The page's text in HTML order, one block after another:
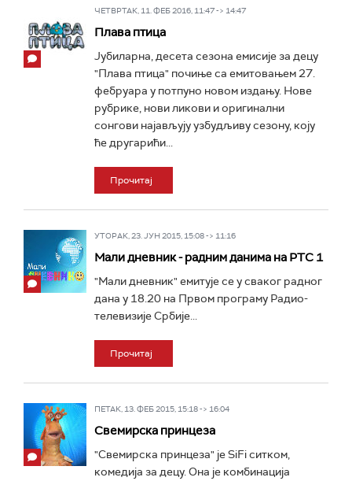
ЧЕТВРТАК, 11. ФЕБ 2016, 11:47 -> 14:47
Плава птица
Јубиларна, десета сезона емисије за децу
"Плава птица" почиње са емитовањем 27.
фебруара у потпуно новом издању. Нове
рубрике, нови ликови и оригинални
сонгови најављују узбудљиву сезону, коју
ће другарићи...
Прочитај
УТОРАК, 23. ЈУН 2015, 15:08 -> 11:16
Мали дневник - радним данима на РТС 1
"Мали дневник" емитује се у сваког радног
дана у 18.20 на Првом програму Радио-
телевизије Србије...
Прочитај
ПЕТАК, 13. ФЕБ 2015, 15:18 -> 16:04
Свемирска принцеза
"Свемирска принцеза" је SiFi ситком,
комедија за децу. Она је комбинација